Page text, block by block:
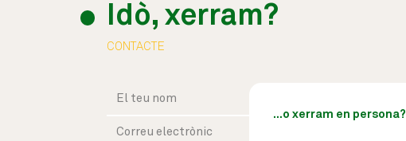
Idò, xerram?
CONTACTE
...o xerram en persona?